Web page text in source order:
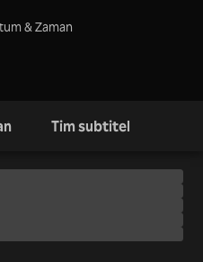
& Zaman
Tim subtitel